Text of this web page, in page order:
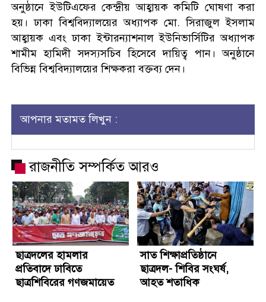
অনুষ্ঠানে ইউটিএফের কেন্দ্রীয় আহ্বায়ক কমিটি ঘোষণা করা
হয়। ঢাকা বিশ্ববিদ্যালয়ের অধ্যাপক মো. সিরাজুল ইসলাম
আহ্বায়ক এবং ঢাকা ইন্টারন্যাশনাল ইউনিভার্সিটির অধ্যাপক
শামীম হামিদী সদস্যসচিব হিসেবে দায়িত্ব পান। অনুষ্ঠানে
বিভিন্ন বিশ্ববিদ্যালয়ের শিক্ষকরা বক্তব্য দেন।
আপনার মতামত লিখুন :
রাজনীতি সম্পর্কিত আরও
ছাত্রদলের হামলার
প্রতিবাদে ঢাবিতে
ছাত্রশিবিরের গণজমায়েত
সাত শিক্ষাপ্রতিষ্ঠানে
ছাত্রদল- শিবির সংঘর্ষ,
আহত শতাধিক